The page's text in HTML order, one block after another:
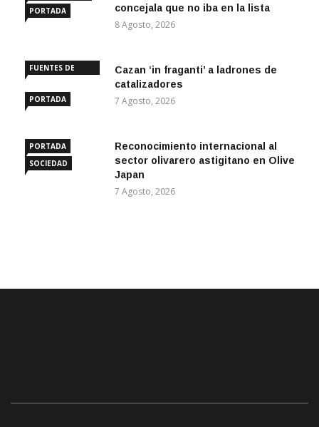
PORTADA
concejala que no iba en la lista
8 Agosto, 2026
FUENTES DE
PORTADA
Cazan ‘in fraganti’ a ladrones de
catalizadores
7 Agosto, 2026
PORTADA
SOCIEDAD
Reconocimiento internacional al
sector olivarero astigitano en Olive
Japan
7 Agosto, 2026